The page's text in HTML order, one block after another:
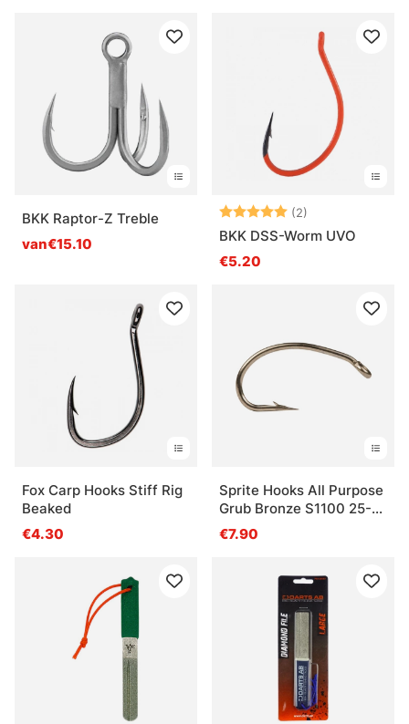
BKK Raptor-Z Treble
van€15.10
Beoordeling:
(2)
BKK DSS-Worm UVO
€5.20
Fox Carp Hooks Stiff Rig
Beaked
€4.30
Sprite Hooks All Purpose
Grub Bronze S1100 25-
pack
€7.90